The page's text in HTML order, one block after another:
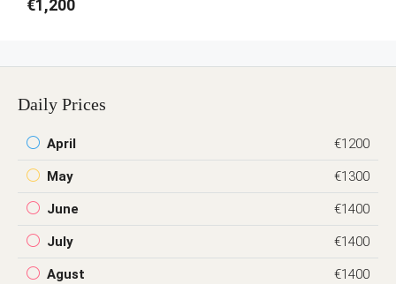
€1,200
Daily Prices
April €1200
May €1300
June €1400
July €1400
Agust €1400